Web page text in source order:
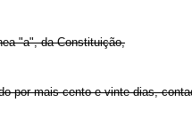
"a", da Constituição,
por mais cento e vinte dias,